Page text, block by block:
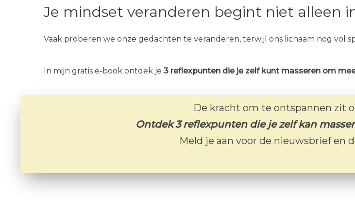
Je mindset veranderen begint niet alleen
Vaak proberen we onze gedachten te veranderen, terwijl ons lichaam nog vol
In mijn gratis e-book ontdek je 3 reflexpunten die je zelf kunt masseren om
De kracht om te ontspannen zit
Ontdek 3 reflexpunten die je zelf kan
Meld je aan voor de nieuwsbrief en